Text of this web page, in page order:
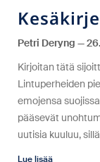
Petri Deryng
Kirjoitan tätä
Lintuperheiden
emojensa
pääsevät
uutisia kuuluu,
Lue lisää